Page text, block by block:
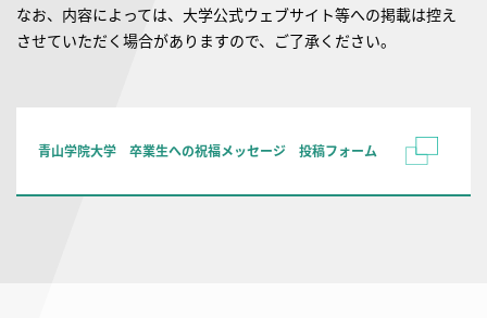
なお、内容によっては、大学公式ウェブサイト等への掲載は控え
させていただく場合がありますので、ご了承ください。
青山学院大学 卒業生への祝福メッセージ 投稿フォーム